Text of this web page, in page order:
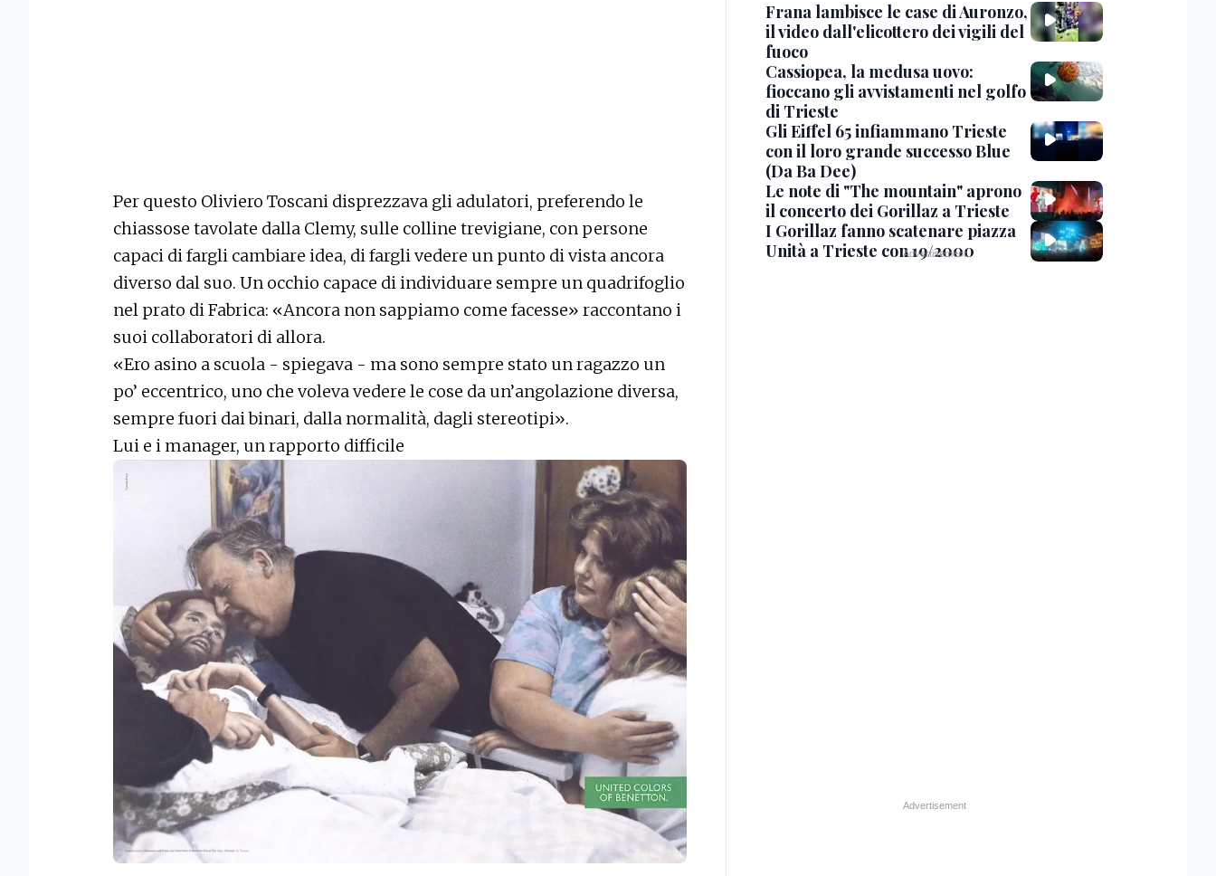
Per questo Oliviero Toscani disprezzava gli adulatori, preferendo le
chiassose tavolate dalla Clemy, sulle colline trevigiane, con persone
capaci di fargli cambiare idea, di fargli vedere un punto di vista ancora
diverso dal suo. Un occhio capace di individuare sempre un quadrifoglio
nel prato di Fabrica: «Ancora non sappiamo come facesse» raccontano i
suoi collaboratori di allora.
«Ero asino a scuola - spiegava - ma sono sempre stato un ragazzo un
po’ eccentrico, uno che voleva vedere le cose da un’angolazione diversa,
sempre fuori dai binari, dalla normalità, dagli stereotipi».
Lui e i manager, un rapporto difficile
Frana lambisce le case di Auronzo,
il video dall'elicottero dei vigili del
fuoco
Cassiopea, la medusa uovo:
fioccano gli avvistamenti nel golfo
di Trieste
Gli Eiffel 65 infiammano Trieste
con il loro grande successo Blue
(Da Ba Dee)
Le note di "The mountain" aprono
il concerto dei Gorillaz a Trieste
I Gorillaz fanno scatenare piazza
Unità a Trieste con 19/2000